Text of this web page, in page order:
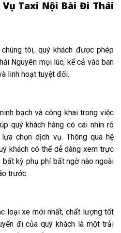
Taxi Nội Bài Đi Thái
tôi, quý khách được phép
Nguyên mọi lúc, kể cả vào ban
linh hoạt tuyệt đối.
bạch và công khai trong việc
quý khách hàng có cái nhìn rõ
chọn dịch vụ. Thông qua hệ
khách có thể dễ dàng xem trực
kỳ phụ phí bất ngờ nào ngoài
trước.
loại xe mới nhất, chất lượng tốt
đi của quý khách là một trải